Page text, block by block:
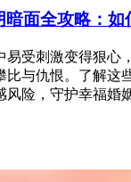
暗面全攻略：如
易受刺激变得狠心
比与仇恨。了解这
风险，守护幸福婚姻